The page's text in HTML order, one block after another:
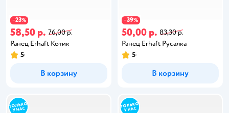
−23%
58,50 р. 76,00 р.
Ранец Erhaft Котик
5
В корзину
−39%
50,00 р. 83,30 р.
Ранец Erhaft Русалка
5
В корзину